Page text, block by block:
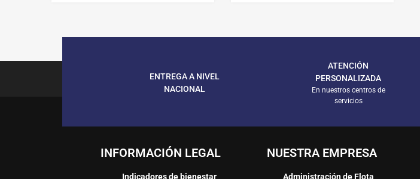
ENTREGA A NIVEL
NACIONAL
ATENCIÓN
PERSONALIZADA
En nuestros centros de
servicios
INFORMACIÓN LEGAL
Indicadores de bienestar
NUESTRA EMPRESA
Administración de Flota